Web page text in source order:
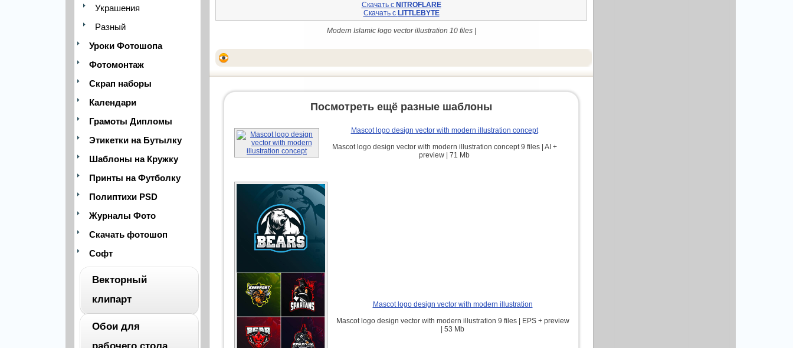
Украшения
Разный
Уроки Фотошопа
Фотомонтаж
Скрап наборы
Календари
Грамоты Дипломы
Этикетки на Бутылку
Шаблоны на Кружку
Принты на Футболку
Полиптихи PSD
Журналы Фото
Скачать фотошоп
Софт
Векторный
клипарт
Обои для
Скачать с NITROFLARE
Скачать с LITTLEBYTE
Modern Islamic logo vector illustration 10 files |
Посмотреть ещё разные шаблоны
Mascot logo design vector with modern illustration concept
Mascot logo design vector with modern illustration concept 9 files | AI +
preview | 71 Mb
Mascot logo design vector with modern illustration
Mascot logo design vector with modern illustration 9 files | EPS + preview
| 53 Mb